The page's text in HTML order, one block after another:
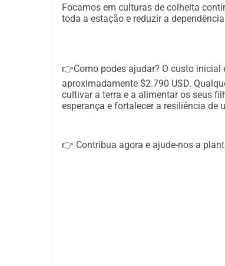
Focamos em culturas de colheita
toda a estação e reduzir a
👉Como podes ajudar? O custo inicial
aproximadamente $2.790 USD.
cultivar a terra e a alimentar os seus
esperança e fortalecer a resiliência de
👉 Contribua agora e ajude-nos a